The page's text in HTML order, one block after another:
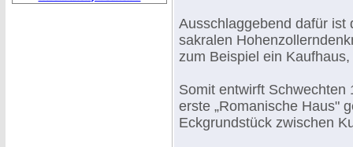
Ausschlaggebend dafür ist
sakralen
zum Beispiel ein
Somit entwirft Schwechten
erste „Romanische Haus"
Eckgrundstück zwischen